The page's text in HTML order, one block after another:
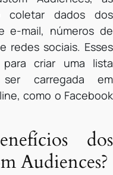
coletar dados dos
e-mail, números de
redes sociais. Esses
criar uma lista
carregada em
como o Facebook
dos
Audiences?